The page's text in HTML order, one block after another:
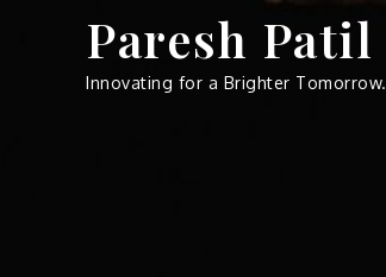
Paresh Patil
Innovating for a Brighter Tomorrow.